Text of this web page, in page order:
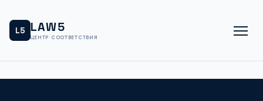
L5 LAW5
ЦЕНТР СООТВЕТСТВИЯ